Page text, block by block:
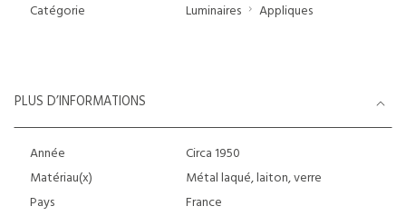
Catégorie
Luminaires Appliques
PLUS D’INFORMATIONS
Année
Circa 1950
Matériau(x)
Métal laqué, laiton, verre
Pays
France